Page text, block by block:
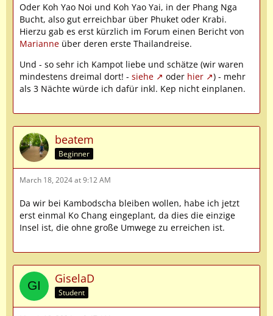
Oder Koh Yao Noi und Koh Yao Yai, in der Phang Nga
Bucht, also gut erreichbar über Phuket oder Krabi.
Hierzu gab es erst kürzlich im Forum einen Bericht von
Marianne über deren erste Thailandreise.
Und - so sehr ich Kampot liebe und schätze (wir waren
mindestens dreimal dort! - siehe oder hier
) - mehr
als 3 Nächte würde ich dafür inkl. Kep nicht einplanen.
beatem
Beginner
March 18, 2024 at 9:12 AM
Da wir bei Kambodscha bleiben wollen, habe ich jetzt
erst einmal Ko Chang eingeplant, da dies die einzige
Insel ist, die ohne große Umwege zu erreichen ist.
GiselaD
Student